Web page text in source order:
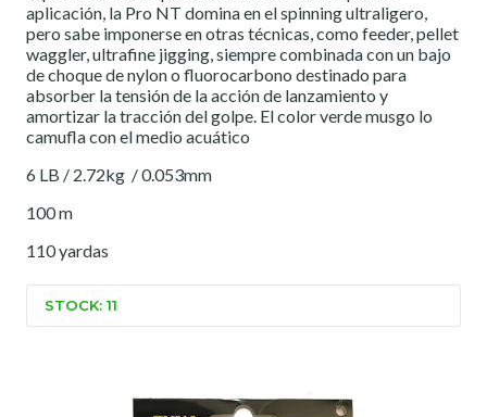
aplicación, la Pro NT domina en el spinning ultraligero,
pero sabe imponerse en otras técnicas, como feeder, pellet
waggler, ultrafine jigging, siempre combinada con un bajo
de choque de nylon o fluorocarbono destinado para
absorber la tensión de la acción de lanzamiento y
amortizar la tracción del golpe. El color verde musgo lo
camufla con el medio acuático
6 LB / 2.72kg / 0.053mm
100 m
110 yardas
STOCK: 11